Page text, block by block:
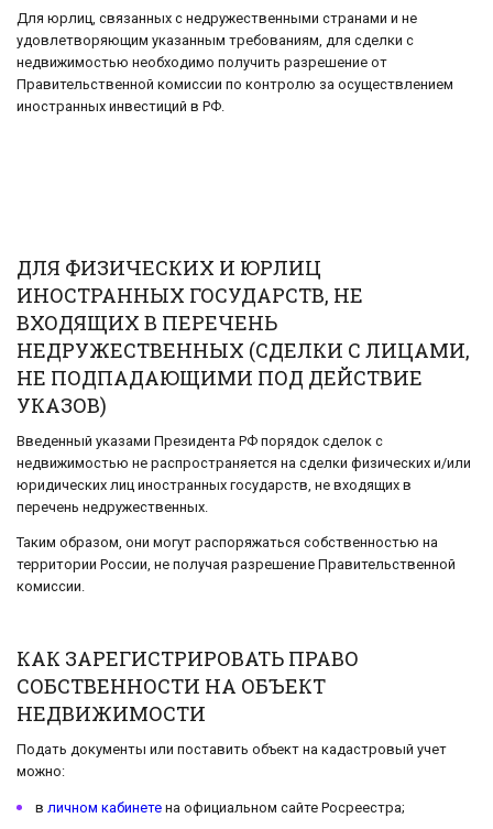
Для юрлиц, связанных с недружественными странами и не
удовлетворяющим указанным требованиям, для сделки с
недвижимостью необходимо получить разрешение от
Правительственной комиссии по контролю за осуществлением
иностранных инвестиций в РФ.
ДЛЯ ФИЗИЧЕСКИХ И ЮРЛИЦ
ИНОСТРАННЫХ ГОСУДАРСТВ, НЕ
ВХОДЯЩИХ В ПЕРЕЧЕНЬ
НЕДРУЖЕСТВЕННЫХ (СДЕЛКИ С ЛИЦАМИ,
НЕ ПОДПАДАЮЩИМИ ПОД ДЕЙСТВИЕ
УКАЗОВ)
Введенный указами Президента РФ порядок сделок с
недвижимостью не распространяется на сделки физических и/или
юридических лиц иностранных государств, не входящих в
перечень недружественных.
Таким образом, они могут распоряжаться собственностью на
территории России, не получая разрешение Правительственной
комиссии.
КАК ЗАРЕГИСТРИРОВАТЬ ПРАВО
СОБСТВЕННОСТИ НА ОБЪЕКТ
НЕДВИЖИМОСТИ
Подать документы или поставить объект на кадастровый учет
можно:
в личном кабинете на официальном сайте Росреестра;